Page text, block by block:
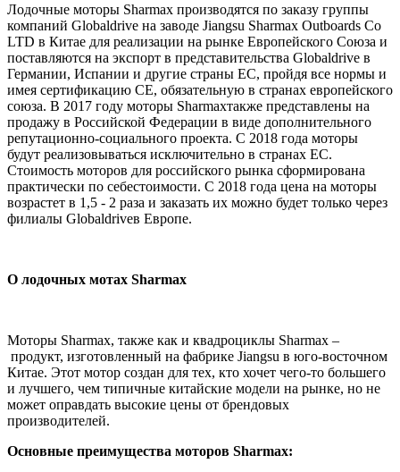
Лодочные моторы Sharmax производятся по заказу группы
компаний Globaldrive на заводе Jiangsu Sharmax Outboards Co
LTD в Китае для реализации на рынке Европейского Союза и
поставляются на экспорт в представительства Globaldrive в
Германии, Испании и другие страны EC, пройдя все нормы и
имея сертификацию CE, обязательную в странах европейского
союза. В 2017 году моторы Sharmaxтакже представлены на
продажу в Российской Федерации в виде дополнительного
репутационно-социального проекта. С 2018 года моторы
будут реализовываться исключительно в странах EC.
Стоимость моторов для российского рынка сформирована
практически по себестоимости. С 2018 года цена на моторы
возрастет в 1,5 - 2 раза и заказать их можно будет только через
филиалы Globaldriveв Европе.
О лодочных мотах Sharmax
Моторы Sharmax, также как и квадроциклы Sharmax –
продукт, изготовленный на фабрике Jiangsu в юго-восточном
Китае. Этот мотор создан для тех, кто хочет чего-то большего
и лучшего, чем типичные китайские модели на рынке, но не
может оправдать высокие цены от брендовых
производителей.
Основные преимущества моторов Sharmax: